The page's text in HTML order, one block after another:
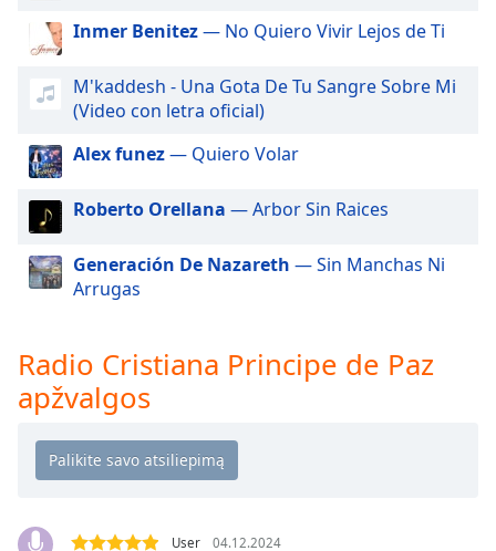
Beginning
dialog
window.
cancel
and
close
window.
Color
Opacity
Color
Inmer Benitez— No Quiero Vivir Lejos de Ti
M'kaddesh - Una Gota De Tu Sangre Sobre Mi
(Video con letra oficial)
Alex funez— Quiero Volar
Roberto Orellana — Arbor Sin Raices
Generación De Nazareth — Sin Manchas Ni
Arrugas
Radio Cristiana Principe de Paz
apžvalgos
User 04.12.2024